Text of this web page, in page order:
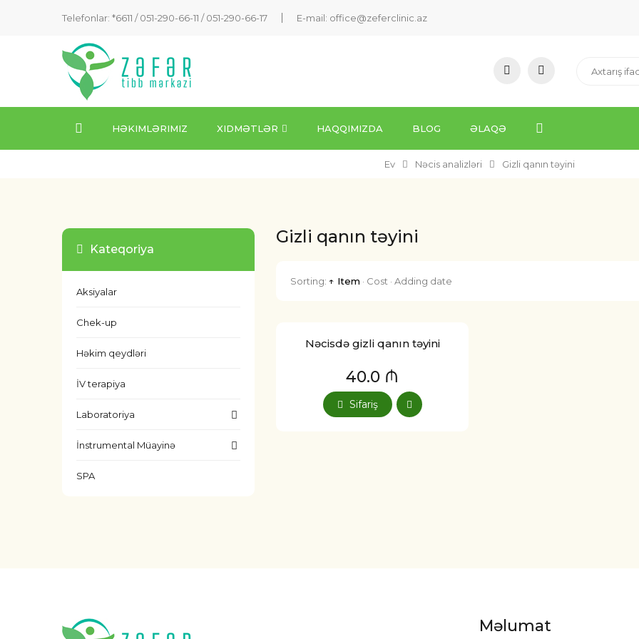
Telefonlar: *6611 /051-290-66-11 /051-290-66-17 E-mail: office@zeferclinic.az
HƏKIMLƏRIMIZ XIDMƏTLƏR HAQQIMIZDA BLOG ƏLAQƏ
Ev Nəcis analizləri Gizli qanın təyini
Gizli qanın təyini
Sorting:↑ Item · Cost ·Adding date
Nəcisdə gizli qanın təyini
40.0 ₼
Sifariş
Kateqoriya
Aksiyalar
Chek-up
Həkim qeydləri
İV terapiya
Laboratoriya
İnstrumental Müayinə
SPA
Məlumat